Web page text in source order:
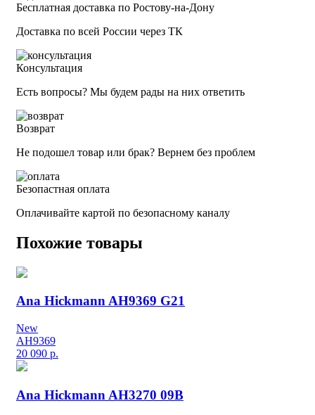
Бесплатная доставка по Ростову-на-Дону
Доставка по всей России через ТК
Консультация
Есть вопросы? Мы будем рады на них ответить
Возврат
Не подошел товар или брак? Вернем без проблем
Безопастная оплата
Оплачивайте картой по безопасному каналу
Похожие товары
Ana Hickmann AH9369 G21
New
AH9369
20 090 р.
Ana Hickmann AH3270 09B